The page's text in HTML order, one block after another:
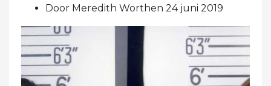
Door Meredith Worthen 24 juni 2019